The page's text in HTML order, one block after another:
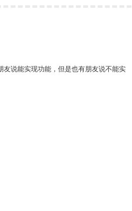
说能实现功能，但是也有朋友说不能实